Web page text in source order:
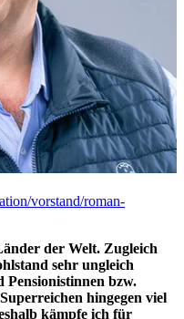
vorstand/roman-
der Welt. Zugleich
sehr ungleich
bzw.
hingegen viel
kämpfe ich für